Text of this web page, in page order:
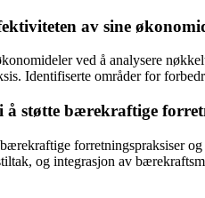
av sine
ved å analysere
Identifiserte områder for
støtte bærekraftige
forretningspraksiser
og integrasjon av